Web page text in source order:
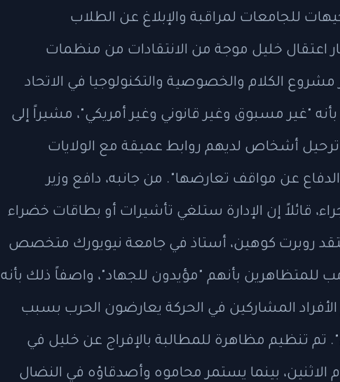
للجامعات لمراقبة والإبلاغ عن الطلاب
اعتقال خليل موجة من الانتقادات من منظمات
الكلام والخصوصية والتكنولوجيا في الاتحاد
بأنه "غير مسبوق وغير قانوني وغير أمريكي"، مشيراً إلى
أشخاص لديهم روابط عميقة مع الولايات
عن مواقف تعارضها". من جانبه، دافع وزير
قائلاً إن الإدارة ستلغي تأشيرات أو بطاقات خضراء
روبرت كوهين، أستاذ في جامعة نيويورك متخصص
للمتظاهرين بأنهم "مؤيدون للجهاد"، واصفاً ذلك بأنه
المشاركين في الحركة يعارضون الحرب بسبب
تم تنظيم مظاهرة للمطالبة بالإفراج عن خليل في
الاثنين، بينما يستمر محاموه وأصدقاؤه في النضال